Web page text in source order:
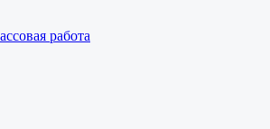
работа